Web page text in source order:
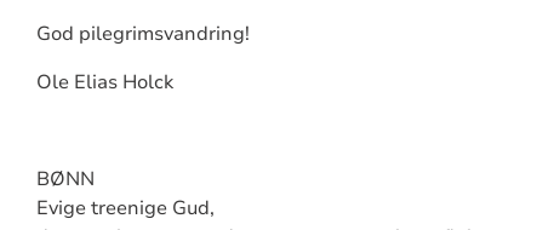
God pilegrimsvandring!
Ole Elias Holck
BØNN
Evige treenige Gud,